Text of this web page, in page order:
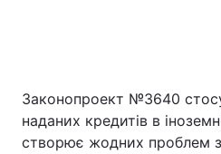
Законопроект №3640
наданих кредитів в
створює жодних проблем